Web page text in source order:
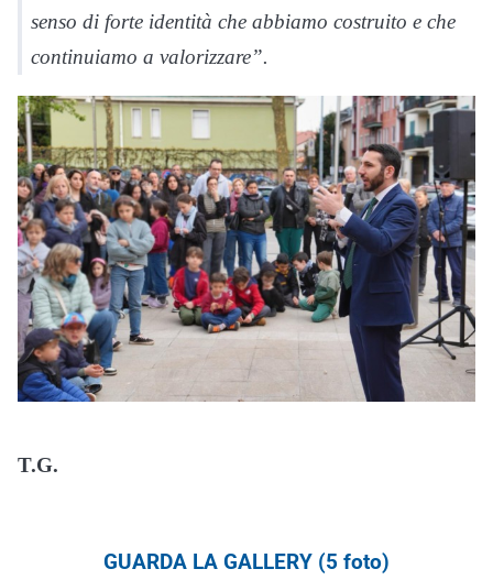
senso di forte identità che abbiamo costruito e che
continuiamo a valorizzare”.
T.G.
GUARDA LA GALLERY (5 foto)